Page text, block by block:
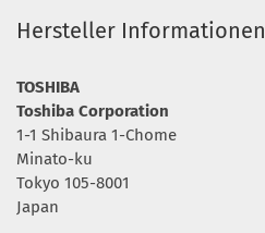
Hersteller Informationen
TOSHIBA
Toshiba Corporation
1-1 Shibaura 1-Chome
Minato-ku
Tokyo 105-8001
Japan